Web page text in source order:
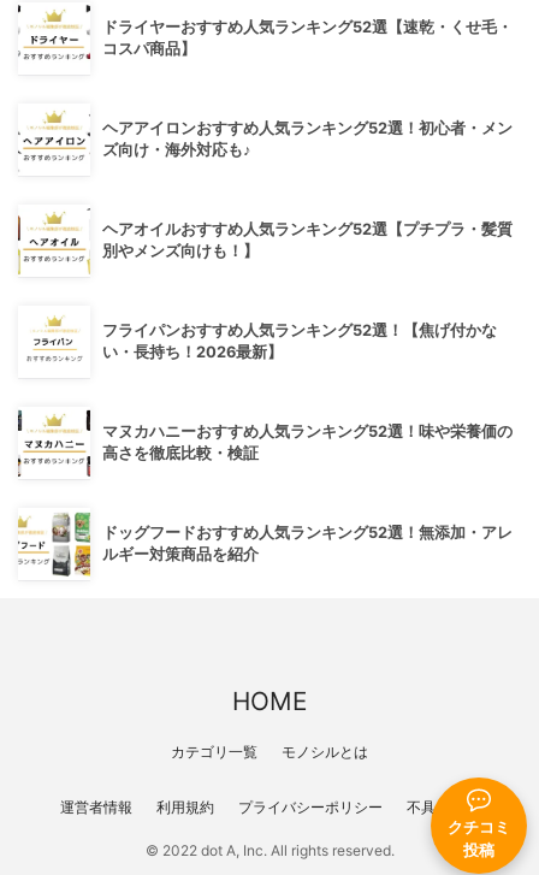
クチコミ
投稿
ドライヤーおすすめ人気ランキング52選【速乾・くせ毛・
コスパ商品】
ヘアアイロンおすすめ人気ランキング52選！初心者・メン
ズ向け・海外対応も♪
ヘアオイルおすすめ人気ランキング52選【プチプラ・髪質
別やメンズ向けも！】
フライパンおすすめ人気ランキング52選！【焦げ付かな
い・長持ち！2026最新】
マヌカハニーおすすめ人気ランキング52選！味や栄養価の
高さを徹底比較・検証
ドッグフードおすすめ人気ランキング52選！無添加・アレ
ルギー対策商品を紹介
HOME
カテゴリ一覧 モノシルとは
運営者情報 利用規約 プライバシーポリシー 不具合報告
© 2022 dot A, Inc. All rights reserved.